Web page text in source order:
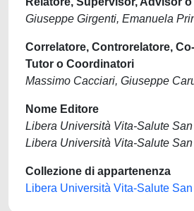
Giuseppe Girgenti, Emanuela
Correlatore, Controrelatore,
Tutor o Coordinatori
Massimo Cacciari, Giuseppe
Nome Editore
Libera Università Vita-Salute
Libera Università Vita-Salute
Collezione di appartenenza
Libera Università Vita-Salute